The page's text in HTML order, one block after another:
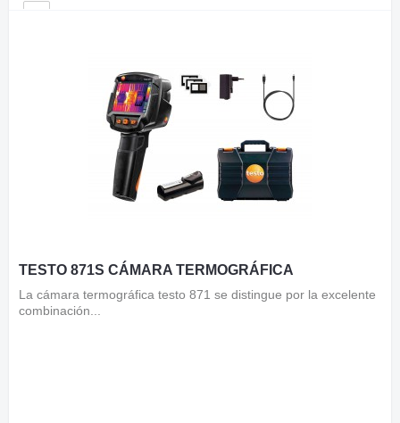
TESTO 871S CÁMARA TERMOGRÁFICA
La cámara termográfica testo 871 se distingue por la excelente
combinación...